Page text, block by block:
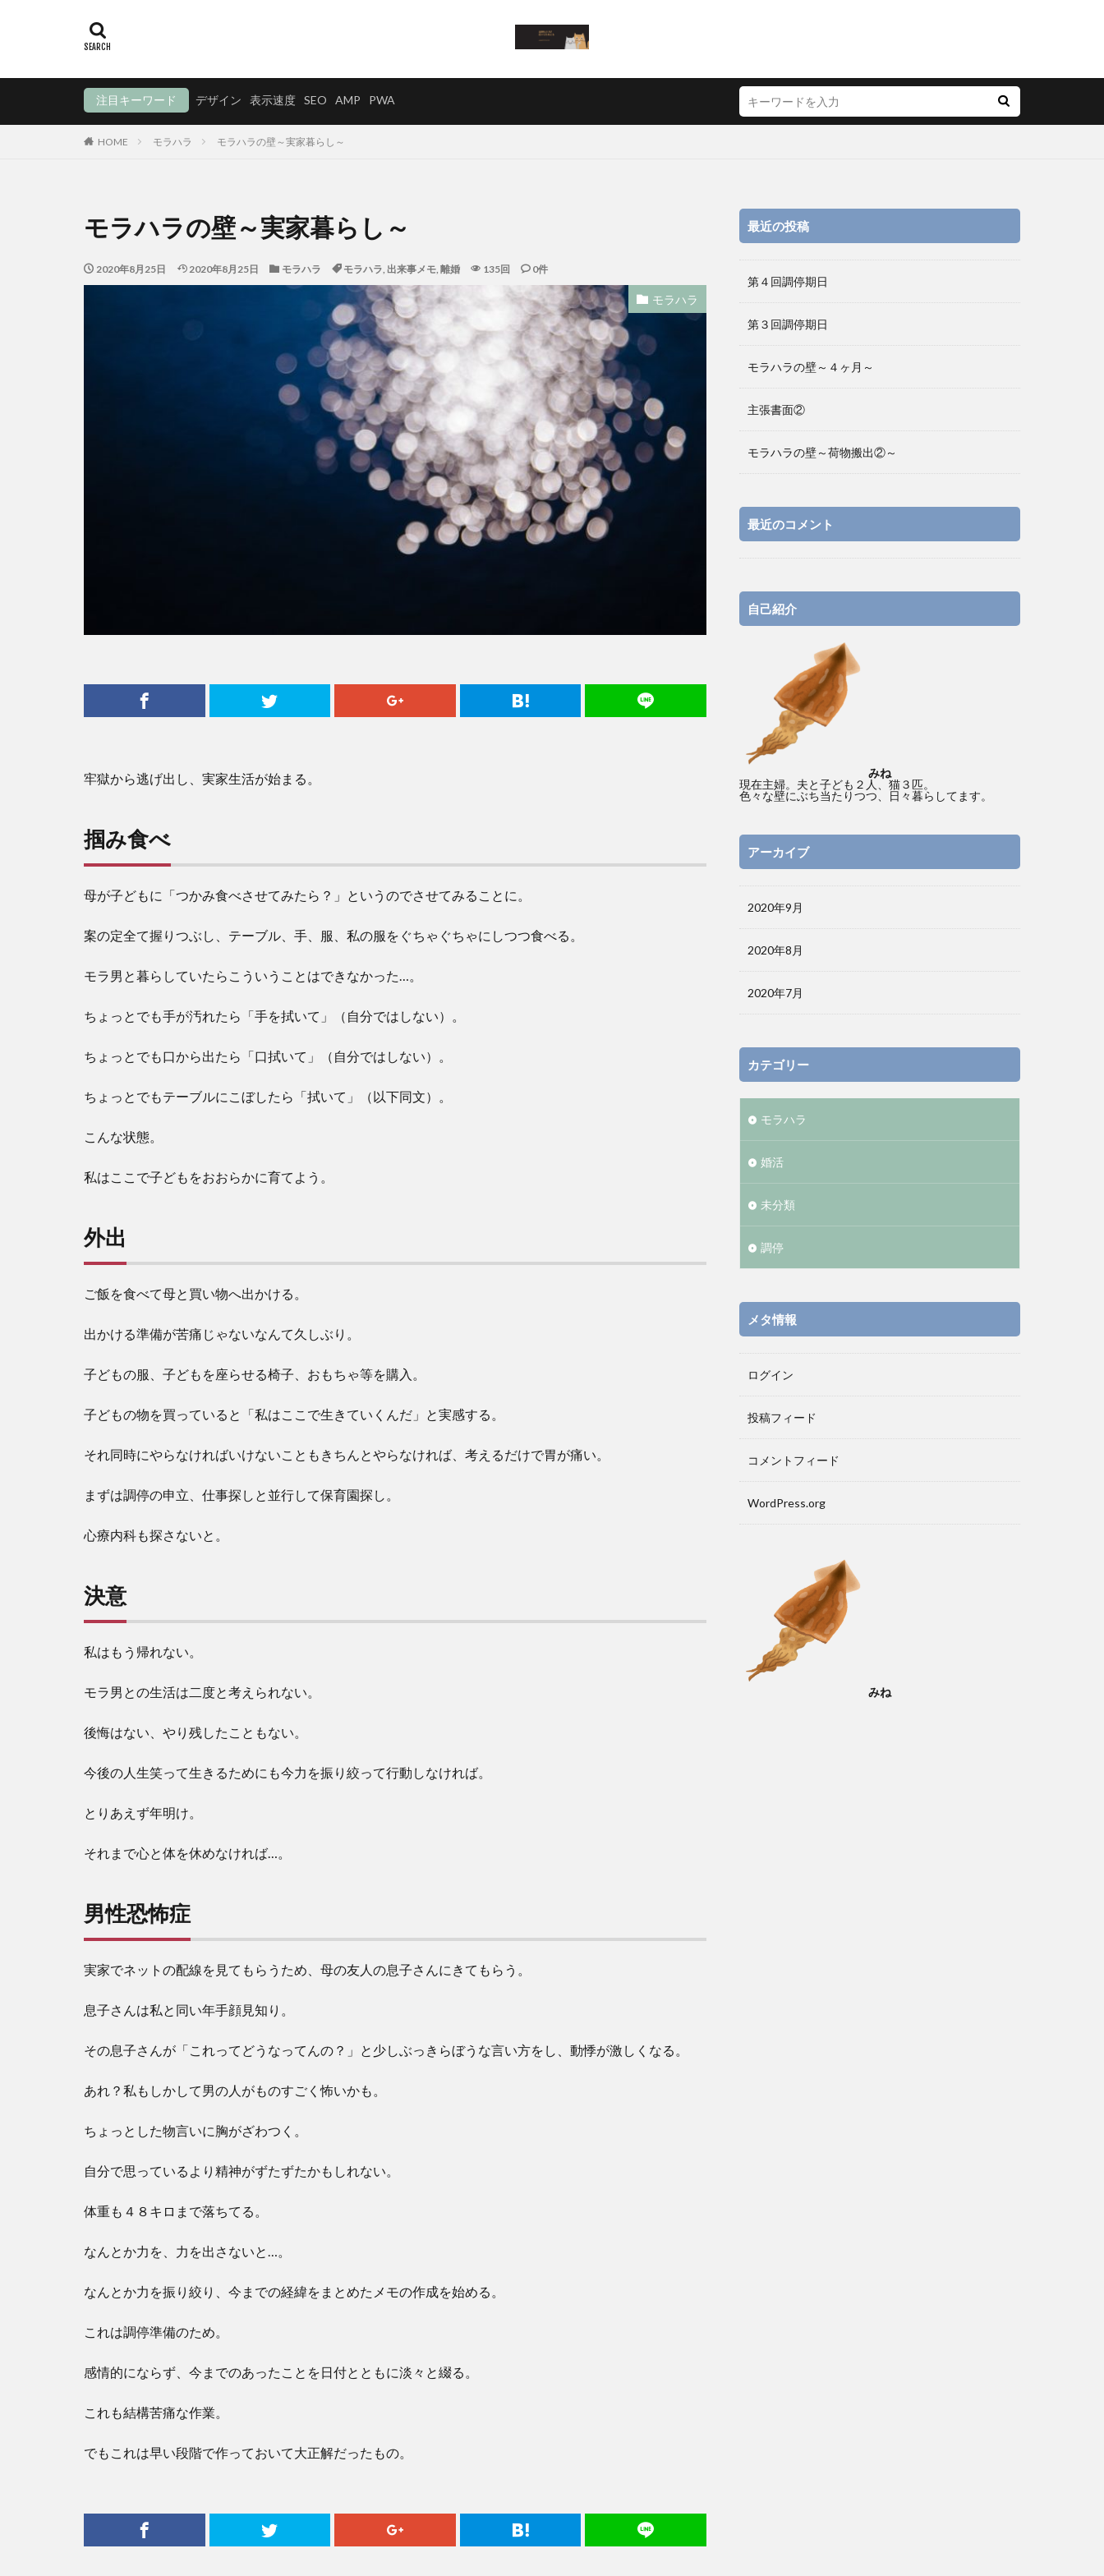
注目キーワード デザイン 表示速度 SEO AMP PWA
HOME モラハラ モラハラの壁～実家暮らし～
モラハラの壁～実家暮らし～
2020年8月25日 2020年8月25日 モラハラ モラハラ, 出来事メモ, 離婚 135回 0件
モラハラ
牢獄から逃げ出し、実家生活が始まる。
掴み食べ
母が子どもに「つかみ食べさせてみたら？」というのでさせてみることに。
案の定全て握りつぶし、テーブル、手、服、私の服をぐちゃぐちゃにしつつ食べる。
モラ男と暮らしていたらこういうことはできなかった…。
ちょっとでも手が汚れたら「手を拭いて」（自分ではしない）。
ちょっとでも口から出たら「口拭いて」（自分ではしない）。
ちょっとでもテーブルにこぼしたら「拭いて」（以下同文）。
こんな状態。
私はここで子どもをおおらかに育てよう。
外出
ご飯を食べて母と買い物へ出かける。
出かける準備が苦痛じゃないなんて久しぶり。
子どもの服、子どもを座らせる椅子、おもちゃ等を購入。
子どもの物を買っていると「私はここで生きていくんだ」と実感する。
それ同時にやらなければいけないこともきちんとやらなければ、考えるだけで胃が痛い。
まずは調停の申立、仕事探しと並行して保育園探し。
心療内科も探さないと。
決意
私はもう帰れない。
モラ男との生活は二度と考えられない。
後悔はない、やり残したこともない。
今後の人生笑って生きるためにも今力を振り絞って行動しなければ。
とりあえず年明け。
それまで心と体を休めなければ…。
男性恐怖症
実家でネットの配線を見てもらうため、母の友人の息子さんにきてもらう。
息子さんは私と同い年手顔見知り。
その息子さんが「これってどうなってんの？」と少しぶっきらぼうな言い方をし、動悸が激しくなる。
あれ？私もしかして男の人がものすごく怖いかも。
ちょっとした物言いに胸がざわつく。
自分で思っているより精神がずたずたかもしれない。
体重も４８キロまで落ちてる。
なんとか力を、力を出さないと…。
なんとか力を振り絞り、今までの経緯をまとめたメモの作成を始める。
これは調停準備のため。
感情的にならず、今までのあったことを日付とともに淡々と綴る。
これも結構苦痛な作業。
でもこれは早い段階で作っておいて大正解だったもの。
最近の投稿
第４回調停期日
第３回調停期日
モラハラの壁～４ヶ月～
主張書面②
モラハラの壁～荷物搬出②～
最近のコメント
自己紹介
みね
現在主婦。夫と子ども２人、猫３匹。
色々な壁にぶち当たりつつ、日々暮らしてます。
アーカイブ
2020年9月
2020年8月
2020年7月
カテゴリー
モラハラ
婚活
未分類
調停
メタ情報
ログイン
投稿フィード
コメントフィード
WordPress.org
みね